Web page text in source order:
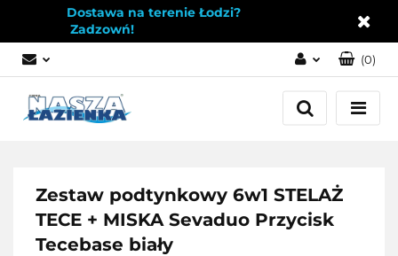
Dostawa na terenie Łodzi?
Zadzowń!
Zaloguj się
Załóż konto
(0)
Zestaw podtynkowy 6w1 STELAŻ
TECE + MISKA Sevaduo Przycisk
Tecebase biały